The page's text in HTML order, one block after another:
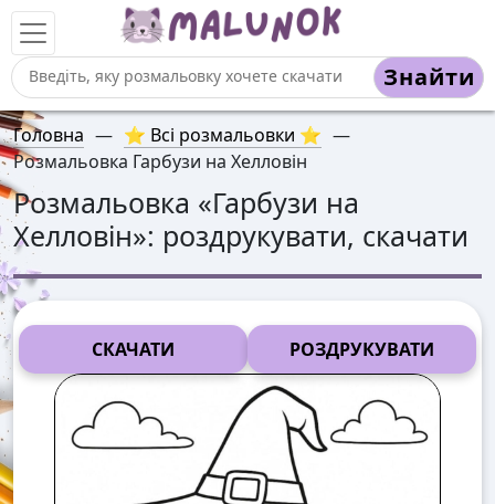
Знайти
Головна — ⭐ Всі розмальовки ⭐ —
Розмальовка Гарбузи на Хелловін
Розмальовка «Гарбузи на
Хелловін»: роздрукувати, скачати
СКАЧАТИ РОЗДРУКУВАТИ